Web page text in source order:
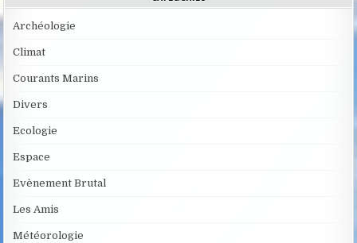
Archéologie
Climat
Courants Marins
Divers
Ecologie
Espace
Evènement Brutal
Les Amis
Météorologie